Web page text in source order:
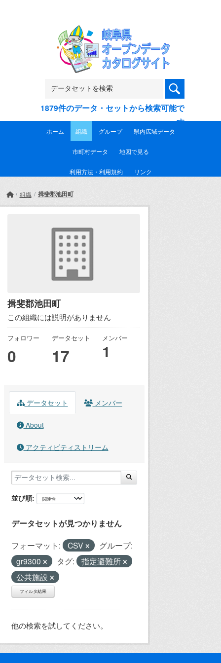
1879件のデータ・セットから検索可能で
す
ホーム 組織 グループ 県内広域データ
市町村データ 地図で見る
利用方法・利用規約 リンク
組織 揖斐郡池田町
揖斐郡池田町
この組織には説明がありません
フォロワー
0
データセット
17
メンバー
1
データセット メンバー
About
アクティビティストリーム
並び順
データセットが見つかりません
フォーマット: CSV
グループ:
gr9300
タグ:
指定避難所
公共施設
フィルタ結果
他の検索を試してください。